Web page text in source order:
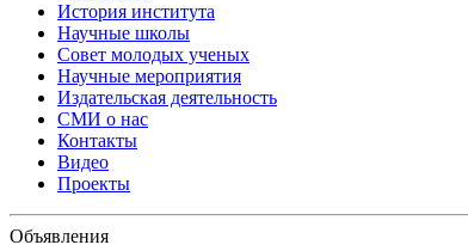
История института
Научные школы
Совет молодых ученых
Научные мероприятия
Издательская деятельность
СМИ о нас
Контакты
Видео
Проекты
Объявления